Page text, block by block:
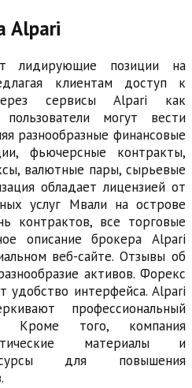
Alpari
лидирующие позиции на
клиентам доступ к
сервисы Alpari как
могут вести
разнообразные финансовые
фьючерсные контракты,
валютные пары, сырьевые
обладает лицензией от
услуг Мвали на острове
контрактов, все торговые
описание брокера Alpari
веб-сайте. Отзывы об
активов. Форекс
интерфейса. Alpari
профессиональный
Кроме того, компания
материалы и
для повышения